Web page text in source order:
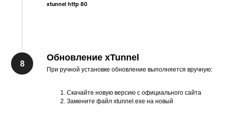
xtunnel http 80
Обновление xTunnel
При ручной установке обновление выполняется вручную:
Скачайте новую версию с официального сайта
Замените файл xtunnel.exe на новый